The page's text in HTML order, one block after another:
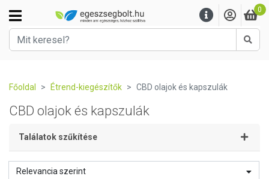
0
Főoldal Étrend-kiegészítők CBD olajok és kapszulák
CBD olajok és kapszulák
Találatok szűkítése
Relevancia szerint